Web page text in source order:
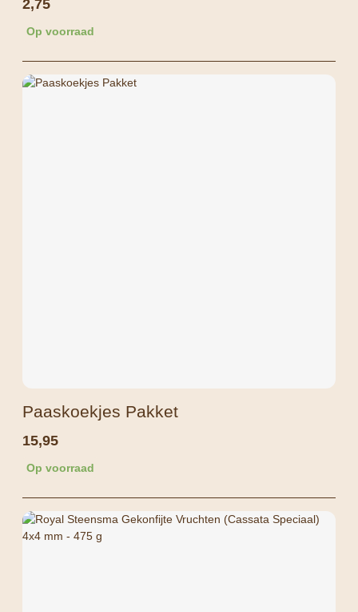
2,75
Op voorraad
Paaskoekjes Pakket
15,95
Op voorraad